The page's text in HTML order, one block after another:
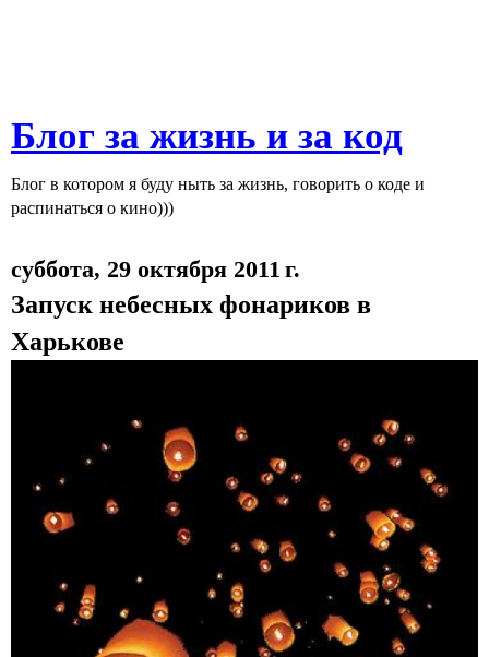
Блог за жизнь и за код
Блог в котором я буду ныть за жизнь, говорить о коде и
распинаться о кино)))
суббота, 29 октября 2011 г.
Запуск небесных фонариков в
Харькове